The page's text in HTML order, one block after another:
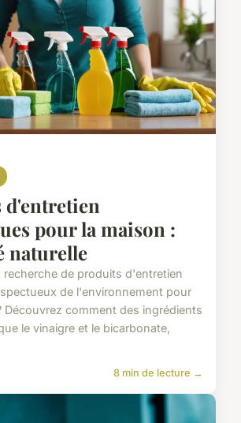
d'entretien
pour la maison :
naturelle
recherche de produits d'entretien
de l'environnement pour
Découvrez comment des ingrédients
le vinaigre et le bicarbonate,
8 min de lecture →